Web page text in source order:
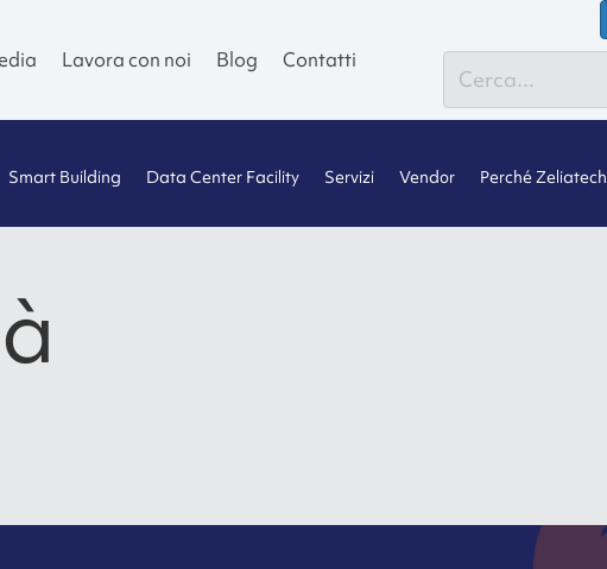
Lavora con noi Blog Contatti
Smart Building Data Center Facility Servizi Vendor Perché Zeliatech